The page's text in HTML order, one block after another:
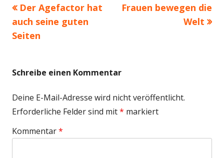
Beitragsnavigation
Vorheriger
Beitrag:
Der Agefactor hat
auch seine guten
Seiten
Nächster
Frauen bewegen die
Welt
Schreibe einen Kommentar
Deine E-Mail-Adresse wird nicht veröffentlicht.
Erforderliche Felder sind mit* markiert
Kommentar*